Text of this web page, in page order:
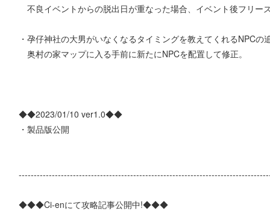
不良イベントからの脱出日が重なった場合、イベント後フリー
・孕仔神社の大男がいなくなるタイミングを教えてくれるNPCの
奥村の家マップに入る手前に新たにNPCを配置して修正。
◆◆2023/01/10 ver1.0◆◆
・製品版公開
◆◆◆Ci-enにて攻略記事公開中!◆◆◆